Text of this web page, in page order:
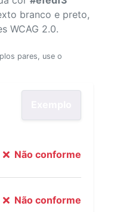
branco e preto,
WCAG 2.0.
pares, use o
Não conforme
Não conforme